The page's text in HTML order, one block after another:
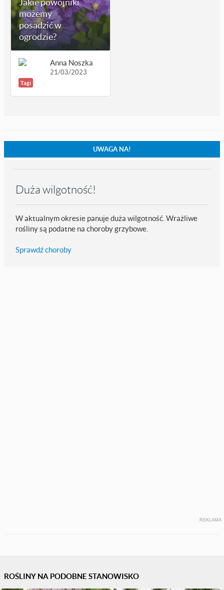
możemy
posadzić w
ogrodzie?
Anna Noszka
21/03/2023
Tagi
UWAGA NA!
Duża wilgotność!
W aktualnym okresie panuje duża wilgotność. Wrażliwe
rośliny są podatne na choroby grzybowe.
Sprawdź choroby
REKLAMA
ROŚLINY NA PODOBNE STANOWISKO